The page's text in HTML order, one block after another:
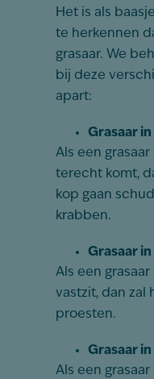
Het is als
te herkennen
grasaar. We
bij deze
apart:
Grasaar
Als een
terecht komt,
kop gaan
krabben.
Grasaar
Als een
vastzit, dan zal
proesten.
Grasaar
Als een